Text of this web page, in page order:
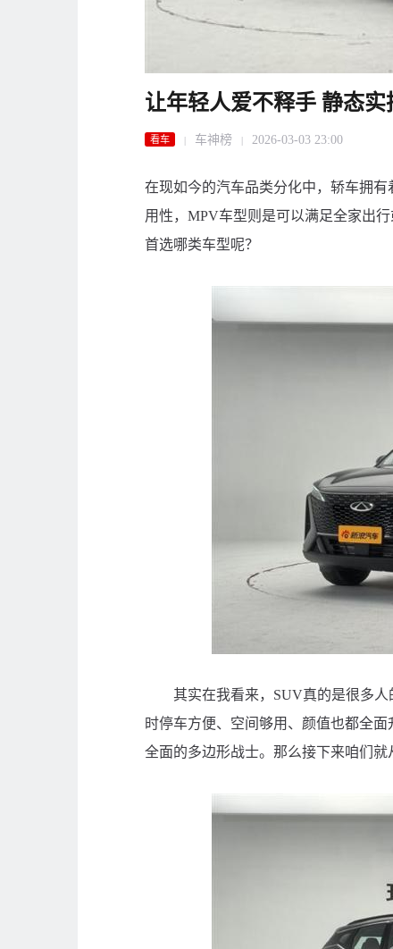
让年轻人爱不释手 静态
看车 | 车神榜 | 2026-03-03 23:00
在现如今的汽车品类分化中，轿车拥
用性，MPV车型则是可以满足全家出
首选哪类车型呢？
其实在我看来，SUV真的是很多人
时停车方便、空间够用、颜值也都全
全面的多边形战士。那么接下来咱们就